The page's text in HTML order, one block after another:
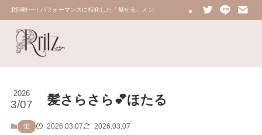
北陸唯一！パフォーマンスに特化した「魅せる」メンズエステ 鼠蹊部・密着・総合技術力
髪さらさら💕ほたる
2026
3/07
蛍 2026.03.07 2026.03.07